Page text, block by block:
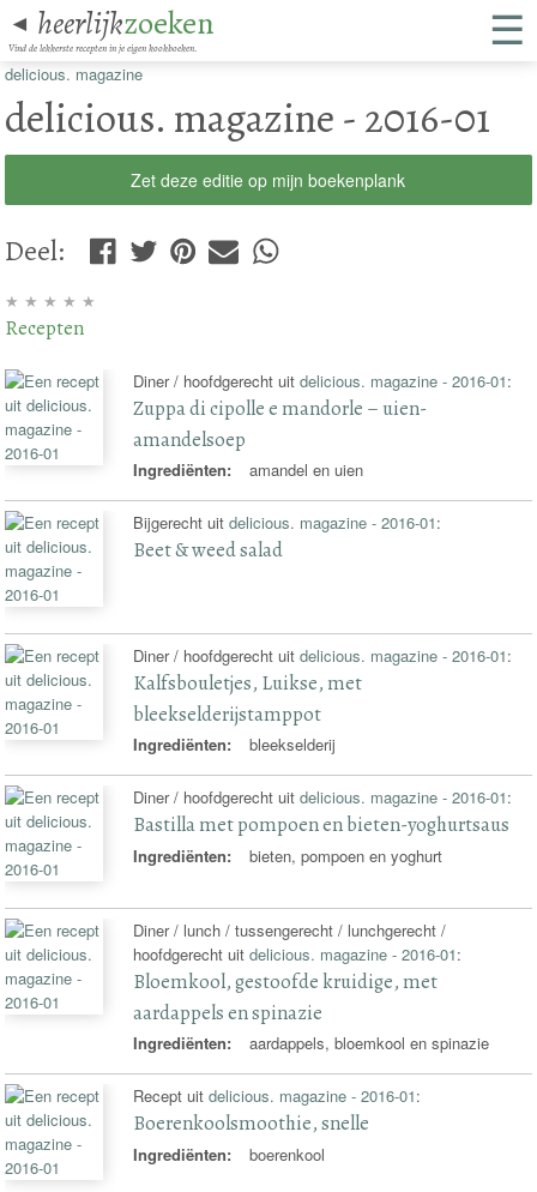
◄ heerlijkzoeken
Vind de lekkerste recepten in je eigen kookboeken. ☰
delicious. magazine
delicious. magazine - 2016-01
Zet deze editie op mijn boekenplank
Deel:
★ ★ ★ ★ ★
Recepten
Diner / hoofdgerecht uitdelicious. magazine - 2016-01:
Zuppa di cipolle e mandorle – uien-
amandelsoep
Ingrediënten: amandel en uien
Bijgerecht uitdelicious. magazine - 2016-01:
Beet & weed salad
Diner / hoofdgerecht uitdelicious. magazine - 2016-01:
Kalfsbouletjes, Luikse, met
bleekselderijstamppot
Ingrediënten: bleekselderij
Diner / hoofdgerecht uitdelicious. magazine - 2016-01:
Bastilla met pompoen en bieten-yoghurtsaus
Ingrediënten: bieten, pompoen en yoghurt
Diner / lunch / tussengerecht / lunchgerecht /
hoofdgerecht uitdelicious. magazine - 2016-01:
Bloemkool, gestoofde kruidige, met
aardappels en spinazie
Ingrediënten: aardappels, bloemkool en spinazie
Recept uitdelicious. magazine - 2016-01:
Boerenkoolsmoothie, snelle
Ingrediënten: boerenkool